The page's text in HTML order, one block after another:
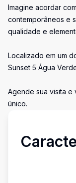
Imagine acordar
contemporâneos e
qualidade e
Localizado em um
Sunset 5 Água
Agende sua visita e
único.